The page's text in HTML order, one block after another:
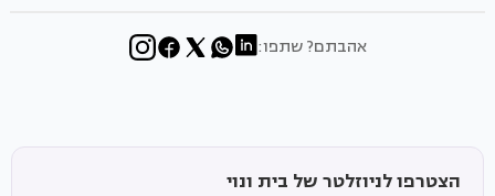
אהבתם? שתפו:
הצטרפו לניוזלטר של בית ונוי